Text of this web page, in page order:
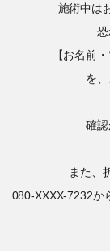
施術中は
恐
【お名前
を
確
また、
080-XXXX-7232か